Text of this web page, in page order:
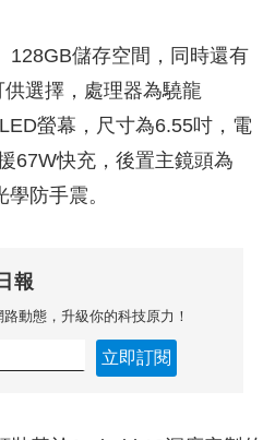
128GB儲存空間，同時還有
選擇，處理器為驍龍
螢幕，尺寸為6.55吋，電
67W快充，後置主鏡頭為
防手震。
報
動態，升級你的科技原力！
立即訂閱